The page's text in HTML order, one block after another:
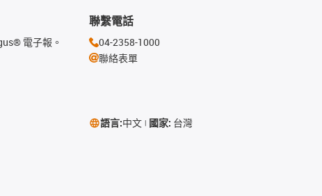
電子報。
聯繫電話
04-2358-1000
聯絡表單
語言:中文 國家: 台灣